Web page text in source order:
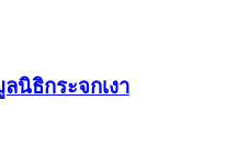
ลนิธิกระจกเงา